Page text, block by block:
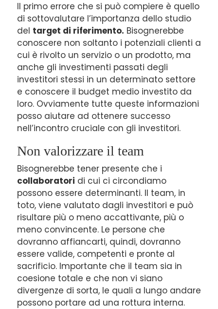
Il primo errore che si può compiere è quello
di sottovalutare l’importanza dello studio
del target di riferimento. Bisognerebbe
conoscere non soltanto i potenziali clienti a
cui è rivolto un servizio o un prodotto, ma
anche gli investimenti passati degli
investitori stessi in un determinato settore
e conoscere il budget medio investito da
loro. Ovviamente tutte queste informazioni
posso aiutare ad ottenere successo
nell’incontro cruciale con gli investitori.
Non valorizzare il team
Bisognerebbe tener presente che i
collaboratori di cui ci circondiamo
possono essere determinanti. Il team, in
toto, viene valutato dagli investitori e può
risultare più o meno accattivante, più o
meno convincente. Le persone che
dovranno affiancarti, quindi, dovranno
essere valide, competenti e pronte al
sacrificio. Importante che il team sia in
coesione totale e che non vi siano
divergenze di sorta, le quali a lungo andare
possono portare ad una rottura interna.